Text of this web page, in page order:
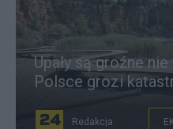
Upały są groźne
Polsce grozi
Redakcja